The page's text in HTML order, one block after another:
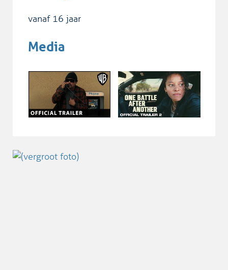
vanaf 16 jaar
Media